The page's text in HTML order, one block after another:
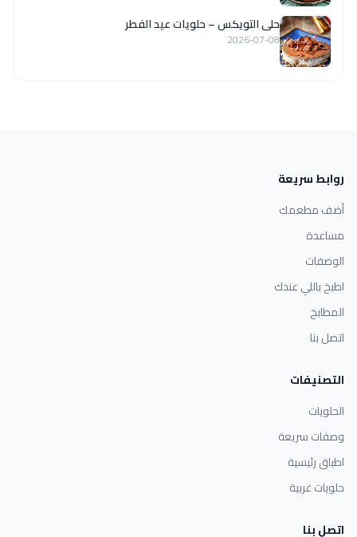
حلى التويكس – حلويات عيد الفطر
2026-07-08
روابط سريعة
أضف مطعمك
مساعدة
الوصفات
اطبخ باللي عندك
المطابخ
اتصل بنا
التصنيفات
الحلويات
وصفات سريعة
اطباق رئيسية
حلويات غربية
اتصل بنا